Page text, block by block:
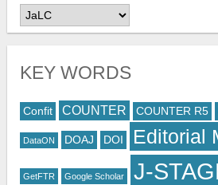
CATEGORIES
KEY WORDS
Confit COUNTER COUNTER R5
DataON DOAJ DOI Editorial
GetFTR Google Scholar J-